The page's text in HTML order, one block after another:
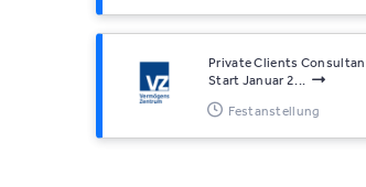
Private Clients
Start Januar 2...
Festanstellung